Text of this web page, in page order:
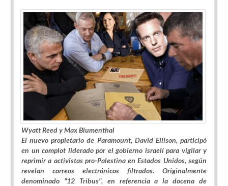
Wyatt Reed y Max Blumenthal
El nuevo propietario de Paramount, David Ellison, participó
en un complot liderado por el gobierno israelí para vigilar y
reprimir a activistas pro-Palestina en Estados Unidos, según
revelan correos electrónicos filtrados. Originalmente
denominado "12 Tribus", en referencia a la docena de